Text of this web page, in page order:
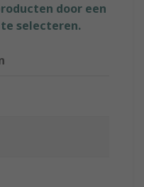
door een
selecteren.